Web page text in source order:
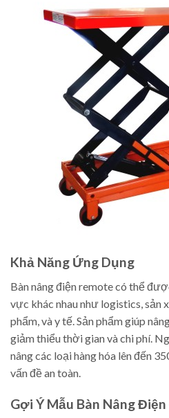
Khả Năng Ứng Dụng
Bàn nâng điện remote có thể
vực khác nhau như logistics, sản
phẩm, và y tế. Sản phẩm giúp
giảm thiểu thời gian và chi phí.
nâng các loại hàng hóa lên đến
vấn đề an toàn.
Gợi Ý Mẫu Bàn Nâng